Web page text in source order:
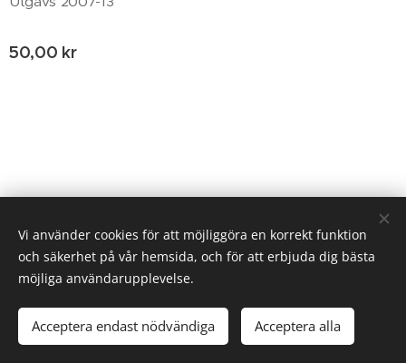
50,00 kr
Lägg i kundvagnen
© 2020 Birgitta Helm, Broestorp 1175, 289 93 Broby
Cookies
Vi använder cookies för att möjliggöra en korrekt funktion
och säkerhet på vår hemsida, och för att erbjuda dig bästa
möjliga användarupplevelse.
Acceptera endast nödvändiga Acceptera alla